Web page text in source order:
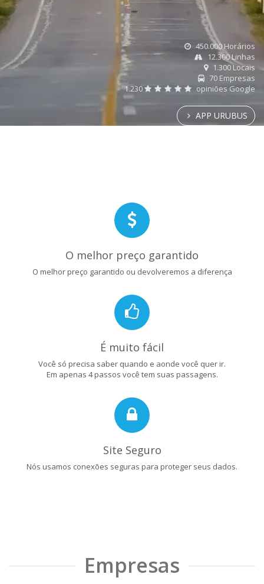
450.000 Horários
12.300 Linhas
1.300 Locais
70 Empresas
1.230
opiniões Google
APP URUBUS
O melhor preço garantido
O melhor preço garantido ou devolveremos a diferença
É muito fácil
Você só precisa saber quando e aonde você quer ir.
Em apenas 4 passos você tem suas passagens.
Site Seguro
Nós usamos conexões seguras para proteger seus dados.
Empresas